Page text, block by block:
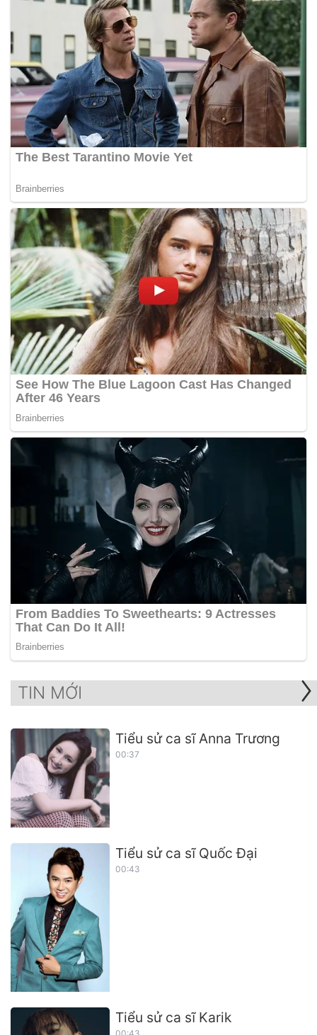
TIN MỚI
Tiểu sử ca sĩ Anna Trương
00:37
Tiểu sử ca sĩ Quốc Đại
00:43
Tiểu sử ca sĩ Karik